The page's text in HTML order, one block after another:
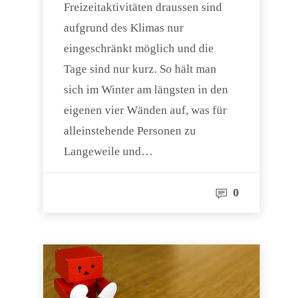
Freizeitaktivitäten draussen sind
aufgrund des Klimas nur
eingeschränkt möglich und die
Tage sind nur kurz. So hält man
sich im Winter am längsten in den
eigenen vier Wänden auf, was für
alleinstehende Personen zu
Langeweile und…
0